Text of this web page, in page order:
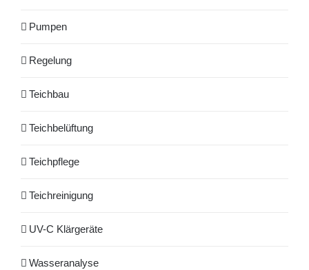
Pumpen
Regelung
Teichbau
Teichbelüftung
Teichpflege
Teichreinigung
UV-C Klärgeräte
Wasseranalyse